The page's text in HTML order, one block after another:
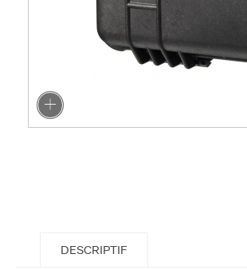
DESCRIPTIF